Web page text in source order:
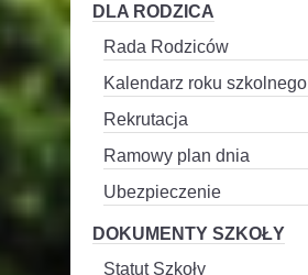
DLA RODZICA
Rada Rodziców
Kalendarz roku szkolnego
Rekrutacja
Ramowy plan dnia
Ubezpieczenie
DOKUMENTY SZKOŁY
Statut Szkoły